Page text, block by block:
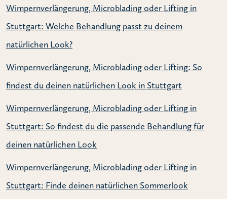
Wimpernverlängerung, Microblading oder Lifting in
Stuttgart: Welche Behandlung passt zu deinem
natürlichen Look?
Wimpernverlängerung, Microblading oder Lifting: So
findest du deinen natürlichen Look in Stuttgart
Wimpernverlängerung, Microblading oder Lifting in
Stuttgart: So findest du die passende Behandlung für
deinen natürlichen Look
Wimpernverlängerung, Microblading oder Lifting in
Stuttgart: Finde deinen natürlichen Sommerlook